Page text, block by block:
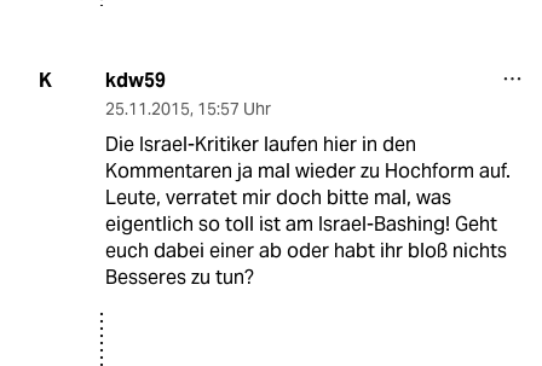
K kdw59
25.11.2015, 15:57 Uhr
Die Israel-Kritiker laufen hier in den
Kommentaren ja mal wieder zu Hochform auf.
Leute, verratet mir doch bitte mal, was
eigentlich so toll ist am Israel-Bashing! Geht
euch dabei einer ab oder habt ihr bloß nichts
Besseres zu tun?